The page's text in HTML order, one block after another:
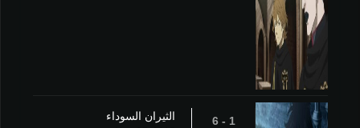
1 - 6 الثيران السوداء